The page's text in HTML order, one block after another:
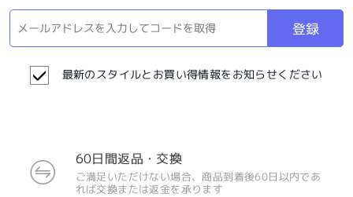
登録
最新のスタイルとお買い得情報をお知らせください
60日間返品・交換
ご満足いただけない場合、商品到着後60日以内であ
れば交換または返金を承ります